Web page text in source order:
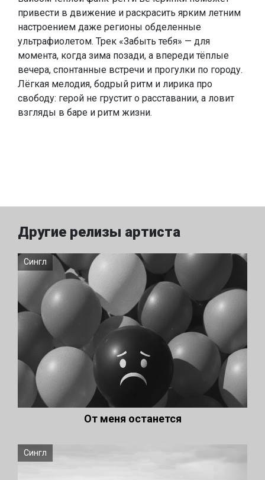
привести в движение и раскрасить ярким летним
настроением даже регионы обделенные
ультрафиолетом. Трек «Забыть тебя» — для
момента, когда зима позади, а впереди тёплые
вечера, спонтанные встречи и прогулки по городу.
Лёгкая мелодия, бодрый ритм и лирика про
свободу: герой не грустит о расставании, а ловит
взгляды в баре и ритм жизни.
Другие релизы артиста
Сингл
От меня останется
Сингл